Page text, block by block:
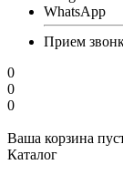
WhatsApp
Прием
0
0
0
Ваша корзина
Каталог